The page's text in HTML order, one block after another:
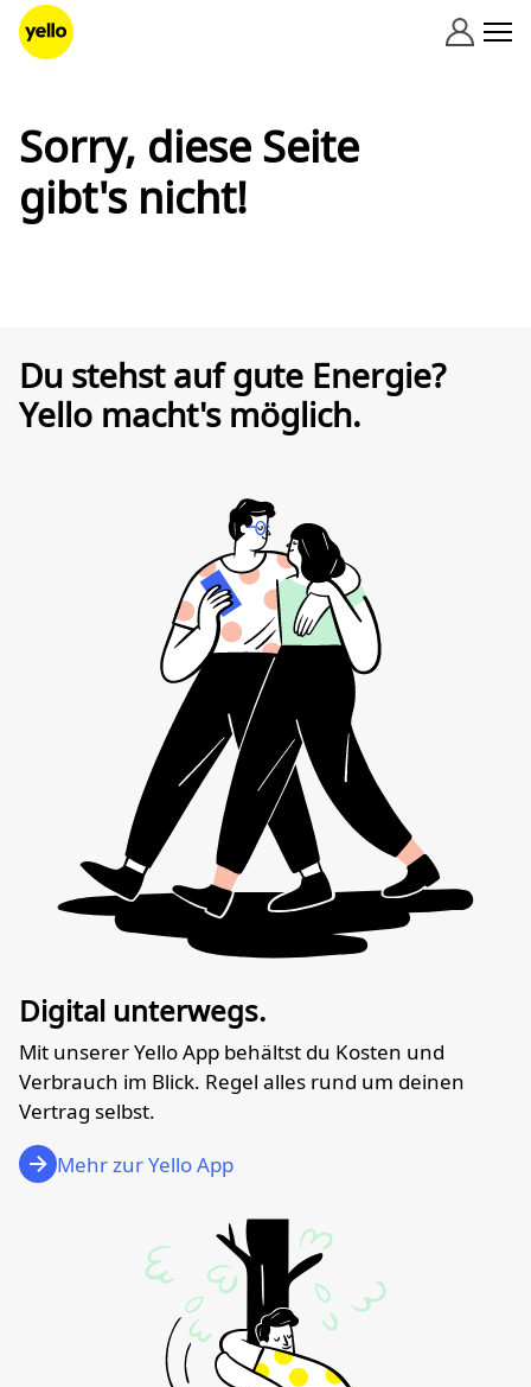
Zum Inhalt springen
Sorry, diese Seite
gibt's nicht!
Du stehst auf gute Energie?
Yello macht's möglich.
Digital unterwegs.
Mit unserer Yello App behältst du Kosten und
Verbrauch im Blick. Regel alles rund um deinen
Vertrag selbst.
Mehr zur Yello App